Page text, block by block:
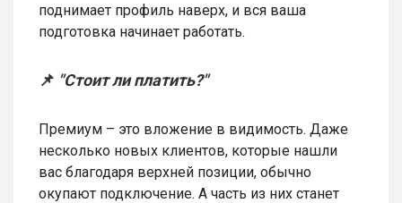
поднимает профиль наверх, и вся ваша
подготовка начинает работать.
📌 "Стоит ли платить?"
Премиум – это вложение в видимость. Даже
несколько новых клиентов, которые нашли
вас благодаря верхней позиции, обычно
окупают подключение. А часть из них станет